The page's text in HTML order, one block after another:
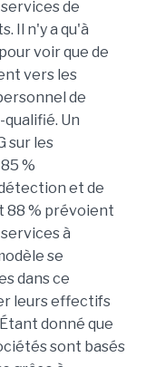
de
Il n'y a qu'à
voir que de
vers les
de
Un
sur les
%
et de
88 % prévoient
à
se
dans ce
leurs effectifs
donné que
sont basés